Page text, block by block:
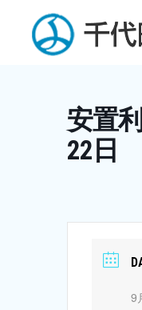
content
安置
22日
9